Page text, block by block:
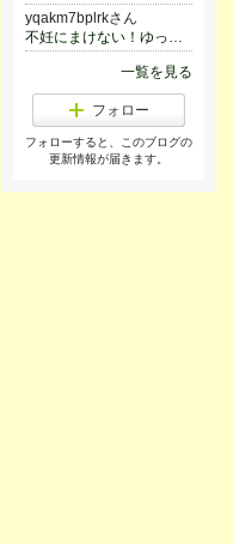
yqakm7bplrkさん
不妊にまけない！ゆっくりでも妊活記録
一覧を見る
フォロー
フォローすると、このブログの
更新情報が届きます。